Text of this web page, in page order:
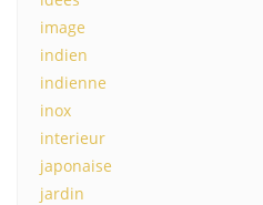
image
indien
indienne
inox
interieur
japonaise
jardin